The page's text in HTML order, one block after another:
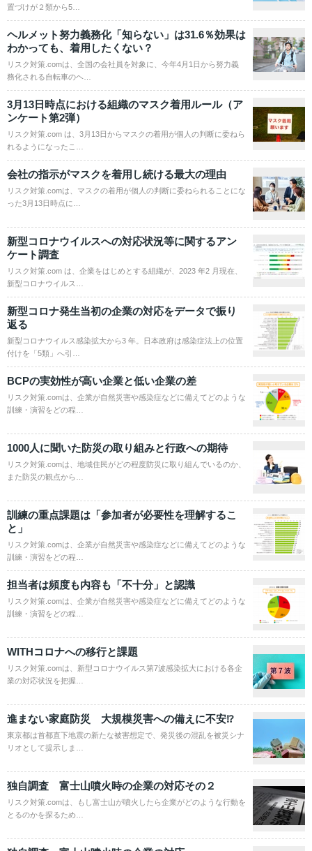
置づけが２類から5…
ヘルメット努力義務化「知らない」は31.6％効果は
わかっても、着用したくない？
リスク対策.comは、全国の会社員を対象に、今年4月1日から努力義
務化される自転車のヘ…
3月13日時点における組織のマスク着用ルール（ア
ンケート第2弾）
リスク対策.com は、3月13日からマスクの着用が個人の判断に委ねら
れるようになったこ…
会社の指示がマスクを着用し続ける最大の理由
リスク対策.comは、マスクの着用が個人の判断に委ねられることにな
った3月13日時点に…
新型コロナウイルスへの対応状況等に関するアン
ケート調査
リスク対策.com は、企業をはじめとする組織が、2023 年2 月現在、
新型コロナウイルス…
新型コロナ発生当初の企業の対応をデータで振り
返る
新型コロナウイルス感染拡大から3 年。日本政府は感染症法上の位置
付けを「5類」へ引…
BCPの実効性が高い企業と低い企業の差
リスク対策.comは、企業が自然災害や感染症などに備えてどのような
訓練・演習をどの程…
1000人に聞いた防災の取り組みと行政への期待
リスク対策.comは、地域住民がどの程度防災に取り組んでいるのか、
また防災の観点から…
訓練の重点課題は「参加者が必要性を理解するこ
と」
リスク対策.comは、企業が自然災害や感染症などに備えてどのような
訓練・演習をどの程…
担当者は頻度も内容も「不十分」と認識
リスク対策.comは、企業が自然災害や感染症などに備えてどのような
訓練・演習をどの程…
WITHコロナへの移行と課題
リスク対策.comは、新型コロナウイルス第7波感染拡大における各企
業の対応状況を把握…
進まない家庭防災 大規模災害への備えに不安⁉
東京都は首都直下地震の新たな被害想定で、発災後の混乱を被災シナ
リオとして提示しま…
独自調査 富士山噴火時の企業の対応その２
リスク対策.comは、もし富士山が噴火したら企業がどのような行動を
とるのかを探るため…